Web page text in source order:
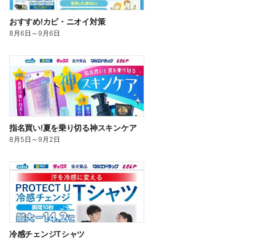
おすすめ!カビ・ニオイ対策
8月6日 ～9月6日
指名買い!夏を乗り切る神スキンケア
8月5日 ～9月2日
冷感チェンジTシャツ